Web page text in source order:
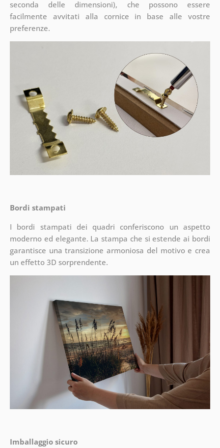
seconda delle dimensioni), che possono essere
facilmente avvitati alla cornice in base alle vostre
preferenze.
Bordi stampati
I bordi stampati dei quadri conferiscono un aspetto
moderno ed elegante. La stampa che si estende ai bordi
garantisce una transizione armoniosa del motivo e crea
un effetto 3D sorprendente.
Imballaggio sicuro